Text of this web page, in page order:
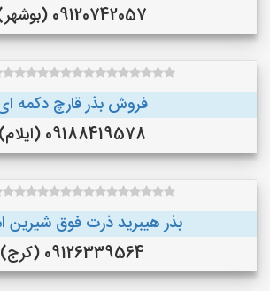
09120742057 (بوشهر)
فروش بذر قارچ دکمه
09188419578 (ایلام)
بذر هیبرید ذرت فوق شیرین
09126339564 (کرج)